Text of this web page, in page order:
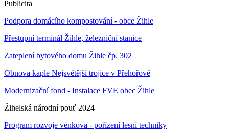
Publicita
Podpora domácího kompostování - obce Žihle
Přestupní terminál Žihle, železniční stanice
Zateplení bytového domu Žihle čp. 302
Obnova kaple Nejsvětější trojice v Přehořově
Modernizační fond - Instalace FVE obec Žihle
Žihelská národní pouť 2024
Program rozvoje venkova - pořízení lesní techniky